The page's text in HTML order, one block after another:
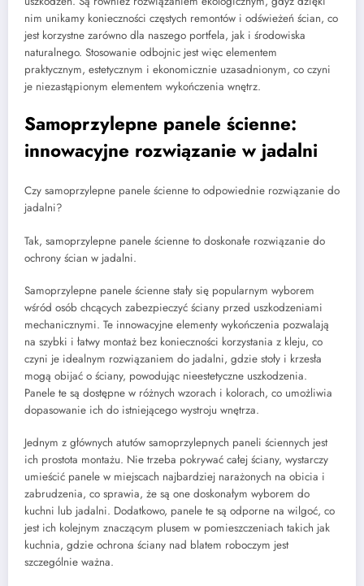
nim unikamy konieczności częstych remontów i odświeżeń ścian, co
jest korzystne zarówno dla naszego portfela, jak i środowiska
naturalnego. Stosowanie odbojnic jest więc elementem
praktycznym, estetycznym i ekonomicznie uzasadnionym, co czyni
je niezastąpionym elementem wykończenia wnętrz.
Samoprzylepne panele ścienne:
innowacyjne rozwiązanie w jadalni
Czy samoprzylepne panele ścienne to odpowiednie rozwiązanie do
jadalni?
Tak, samoprzylepne panele ścienne to doskonałe rozwiązanie do
ochrony ścian w jadalni.
Samoprzylepne panele ścienne stały się popularnym wyborem
wśród osób chcących zabezpieczyć ściany przed uszkodzeniami
mechanicznymi. Te innowacyjne elementy wykończenia pozwalają
na szybki i łatwy montaż bez konieczności korzystania z kleju, co
czyni je idealnym rozwiązaniem do jadalni, gdzie stoły i krzesła
mogą obijać o ściany, powodując nieestetyczne uszkodzenia.
Panele te są dostępne w różnych wzorach i kolorach, co umożliwia
dopasowanie ich do istniejącego wystroju wnętrza.
Jednym z głównych atutów samoprzylepnych paneli ściennych jest
ich prostota montażu. Nie trzeba pokrywać całej ściany, wystarczy
umieścić panele w miejscach najbardziej narażonych na obicia i
zabrudzenia, co sprawia, że są one doskonałym wyborem do
kuchni lub jadalni. Dodatkowo, panele te są odporne na wilgoć, co
jest ich kolejnym znaczącym plusem w pomieszczeniach takich jak
kuchnia, gdzie ochrona ściany nad blatem roboczym jest
szczególnie ważna.